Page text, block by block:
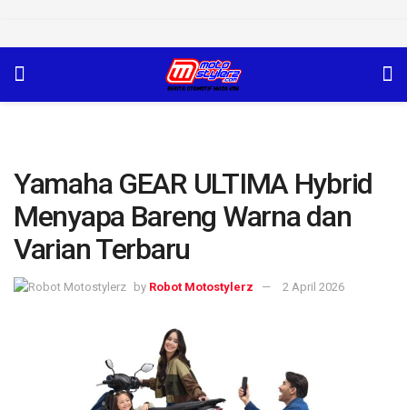
Yamaha GEAR ULTIMA Hybrid
Menyapa Bareng Warna dan
Varian Terbaru
by Robot Motostylerz 2 April 2026